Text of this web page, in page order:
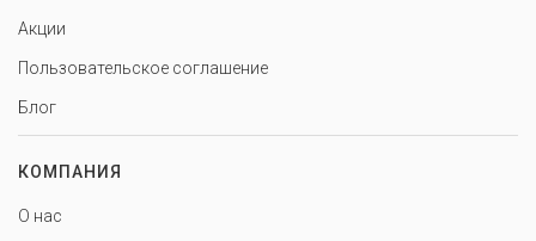
Акции
Пользовательское соглашение
Блог
КОМПАНИЯ
О нас